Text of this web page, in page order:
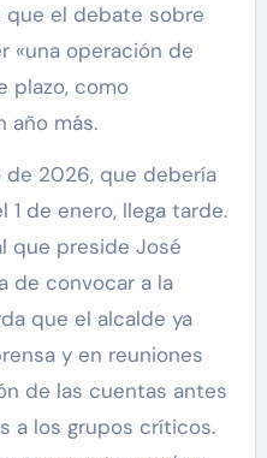
que el debate sobre
«una operación de
plazo, como
año más.
2026, que debería
de enero, llega tarde.
que preside José
de convocar a la
que el alcalde ya
y en reuniones
de las cuentas antes
a los grupos críticos.